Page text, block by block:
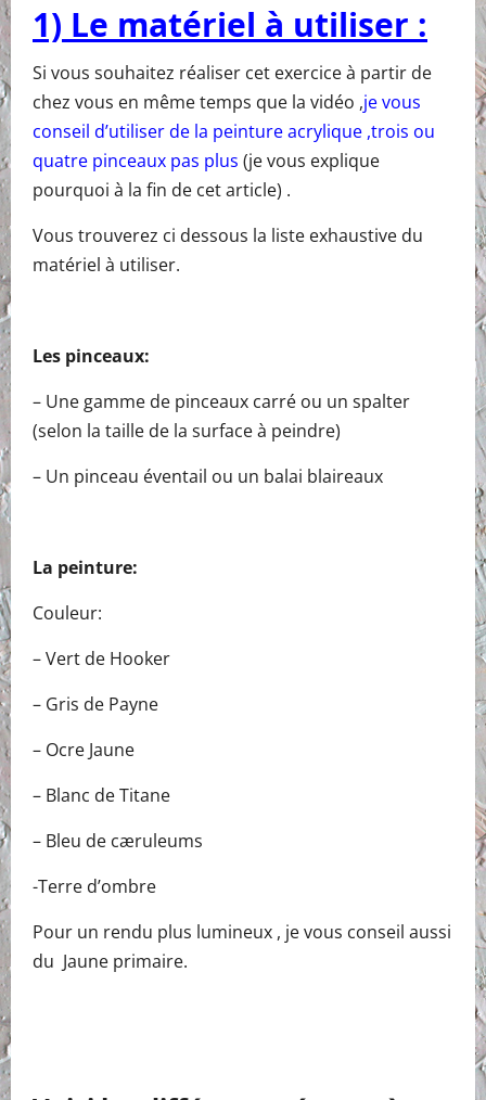
1) Le matériel à utiliser :
Si vous souhaitez réaliser cet exercice à partir de
chez vous en même temps que la vidéo ,je vous
conseil d’utiliser de la peinture acrylique ,trois ou
quatre pinceaux pas plus (je vous explique
pourquoi à la fin de cet article) .
Vous trouverez ci dessous la liste exhaustive du
matériel à utiliser.
Les pinceaux:
– Une gamme de pinceaux carré ou un spalter
(selon la taille de la surface à peindre)
– Un pinceau éventail ou un balai blaireaux
La peinture:
Couleur:
– Vert de Hooker
– Gris de Payne
– Ocre Jaune
– Blanc de Titane
– Bleu de cæruleums
-Terre d’ombre
Pour un rendu plus lumineux , je vous conseil aussi
du Jaune primaire.